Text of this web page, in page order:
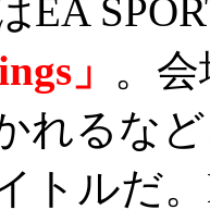
」 。
れるな
トルだ。